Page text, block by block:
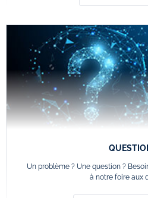
Un problème ? Une question ?
à notre foire aux